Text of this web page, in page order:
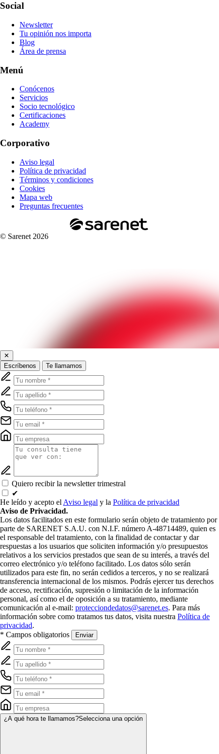
Social
Newsletter
Tu opinión nos importa
Blog
Área de prensa
Menú
Conócenos
Servicios
Socio tecnológico
Certificaciones
Academy
Corporativo
Aviso legal
Política de privacidad
Términos y condiciones
Cookies
Mapa web
Preguntas frecuentes
© Sarenet 2026
✕
Escríbenos
Te llamamos
Quiero recibir la newsletter trimestral
✔
He leído y acepto el Aviso legal y la Política de privacidad
Aviso de Privacidad.
Los datos facilitados en este formulario serán objeto de tratamiento por
parte de SARENET S.A.U. con N.I.F. número A-48714489, quien es
el responsable del tratamiento, con la finalidad de contactar y dar
respuestas a los usuarios que soliciten información y/o presupuestos
relativos a los servicios prestados que sean de su interés, a través del
correo electrónico y/o teléfono facilitado. Los datos sólo serán
utilizados para este fin, no serán cedidos a terceros, y no se realizará
transferencia internacional de los mismos. Podrás ejercer tus derechos
de acceso, rectificación, supresión o limitación de la información
personal, así como el de oposición a su tratamiento, mediante
comunicación al e-mail: protecciondedatos@sarenet.es. Para más
información sobre como tratamos tus datos, visita nuestra Política de
privacidad.
* Campos obligatorios
Enviar
¿A qué hora te llamamos?Selecciona una opción